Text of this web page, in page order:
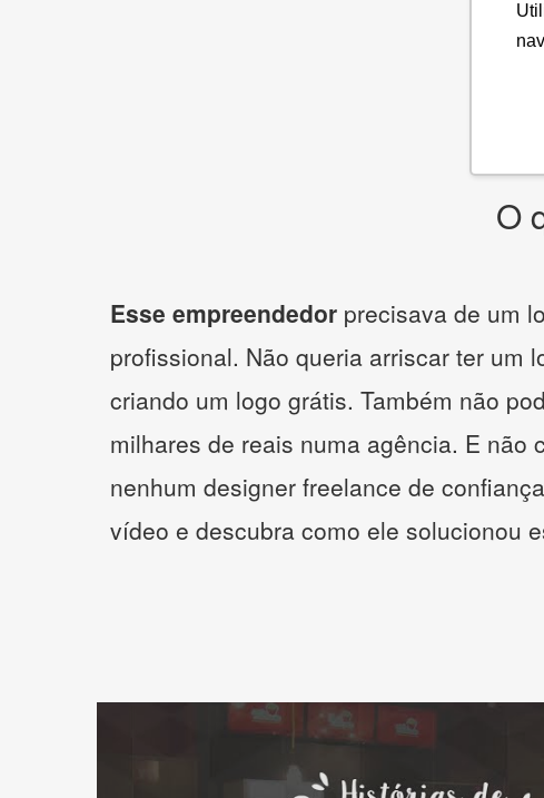
O
Esse empreendedor precisava de um
profissional. Não queria arriscar ter um
criando um logo grátis. Também não
milhares de reais numa agência. E não
nenhum designer freelance de
vídeo e descubra como ele solucionou